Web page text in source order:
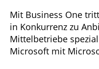
Mit Business One
in Konkurrenz zu
Mittelbetriebe
Microsoft mit